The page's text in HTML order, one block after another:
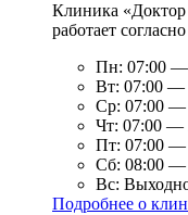
Клиника
работает
Пн: 07:00 —
Вт: 07:00 —
Ср: 07:00 —
Чт: 07:00 —
Пт: 07:00 —
Сб: 08:00 —
Вс:
Подробнее о